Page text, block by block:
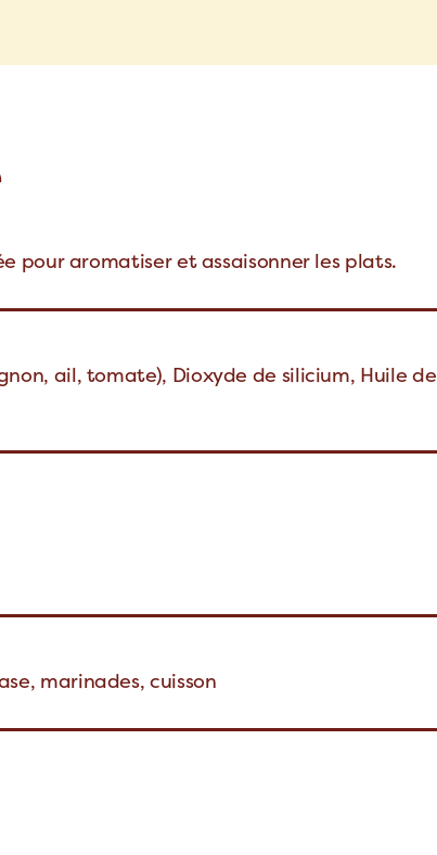
pour aromatiser et assaisonner les plats.
ail, tomate), Dioxyde de silicium, Huile de
marinades, cuisson